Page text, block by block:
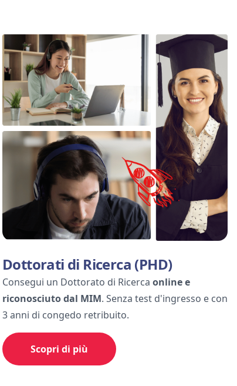
Dottorati di Ricerca (PHD)
Consegui un Dottorato di Ricerca online e
riconosciuto dal MIM. Senza test d'ingresso e con
3 anni di congedo retribuito.
Scopri di più